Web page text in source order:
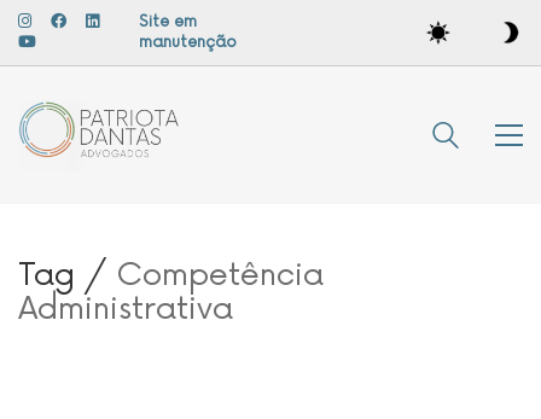
Site em
manutenção
Tag / Competência
Administrativa